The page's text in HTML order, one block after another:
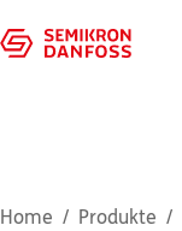
Home Produkte